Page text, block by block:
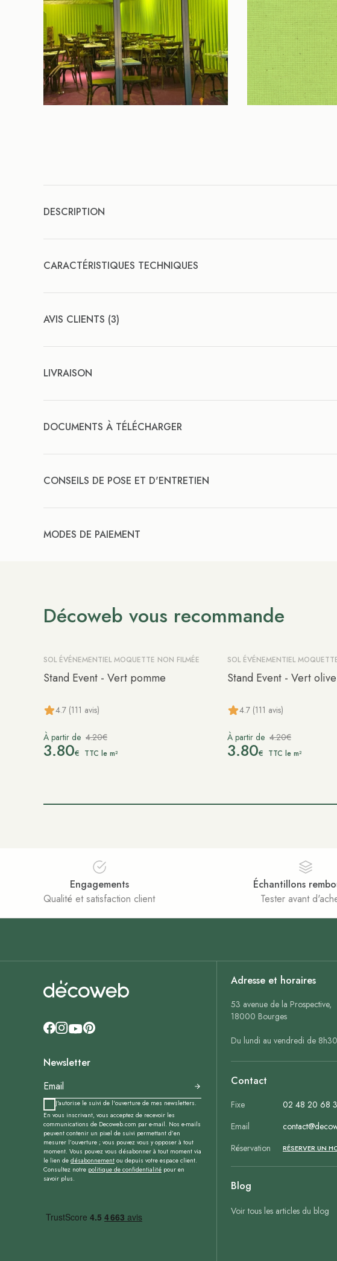
DESCRIPTION
CARACTÉRISTIQUES TECHNIQUES
AVIS CLIENTS (3)
LIVRAISON
DOCUMENTS À TÉLÉCHARGER
CONSEILS DE POSE ET D'ENTRETIEN
MODES DE PAIEMENT
Décoweb vous recommande
-10%
SOL ÉVÉNEMENTIEL MOQUETTE NON FILMÉE
Stand Event - Vert pomme
4.7 (111 avis)
À partir de 4.20€
3.80€ TTC le m²
-10%
SOL ÉVÉNEMENTIEL
Stand Event - Vert olive
4.7 (111 avis)
À partir de 4.20€
3.80€ TTC le m²
Engagements
Qualité et satisfaction client
Échantillons
Tester avant
Newsletter
J'autorise le suivi de l'ouverture de mes newsletters.
En vous inscrivant, vous acceptez de recevoir les
communications de Decoweb.com par e-mail. Nos e-mails
peuvent contenir un pixel de suivi permettant d’en
mesurer l’ouverture ; vous pouvez vous y opposer à tout
moment. Vous pouvez vous désabonner à tout moment via
le lien de désabonnement ou depuis votre espace client.
Consultez notre politique de confidentialité pour en
savoir plus.
Adresse et horaires
53 avenue de la Prospective,
18000 Bourges
Du lundi au vendredi de
Contact
Fixe
02 48 20 68
Email
Réservation
RÉSERVER UN
Blog
Voir tous les articles du blog